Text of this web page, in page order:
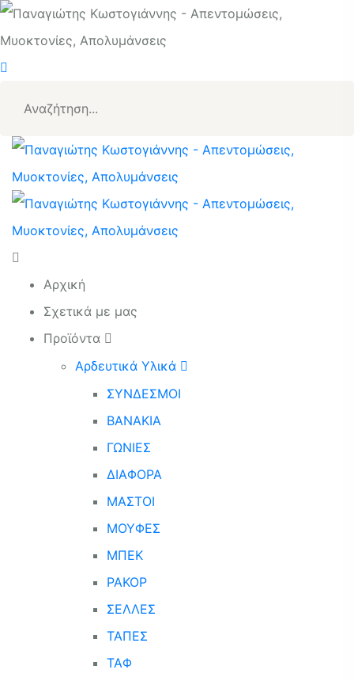
Αρχική
Σχετικά με μας
Προϊόντα
Αρδευτικά Υλικά
ΣΥΝΔΕΣΜΟΙ
ΒΑΝΑΚΙΑ
ΓΩΝΙΕΣ
ΔΙΑΦΟΡΑ
ΜΑΣΤΟΙ
ΜΟΥΦΕΣ
ΜΠΕΚ
ΡΑΚΟΡ
ΣΕΛΛΕΣ
ΤΑΠΕΣ
ΤΑΦ